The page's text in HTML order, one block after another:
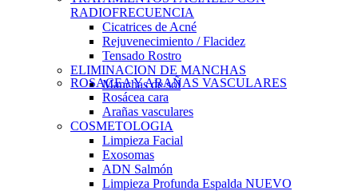
RADIOFRECUENCIA
Cicatrices de Acné
Rejuvenecimiento / Flacidez
Tensado Rostro
ELIMINACION DE MANCHAS
Manchas de sol
ROSACEA Y ARAÑAS VASCULARES
Rosácea cara
Arañas vasculares
COSMETOLOGIA
Limpieza Facial
Exosomas
ADN Salmón
Limpieza Profunda Espalda NUEVO